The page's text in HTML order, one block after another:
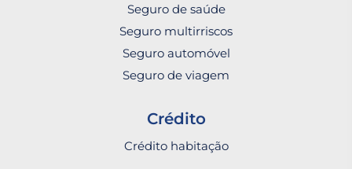
Seguro de saúde
Seguro multirriscos
Seguro automóvel
Seguro de viagem
Crédito
Crédito habitação